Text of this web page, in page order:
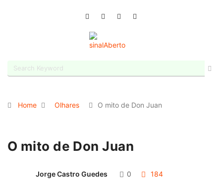
Home Olhares O mito de Don Juan
O mito de Don Juan
Jorge Castro Guedes 0 184